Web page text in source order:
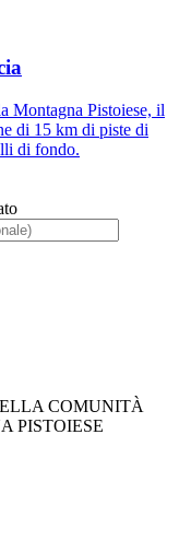
Montagna Pistoiese, il
di 15 km di piste di
di fondo.
COMUNITÀ
PISTOIESE